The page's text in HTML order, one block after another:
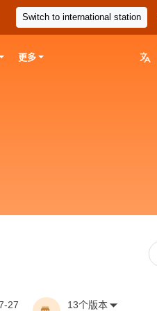
Switch to international station
更多 
27 13个版本 